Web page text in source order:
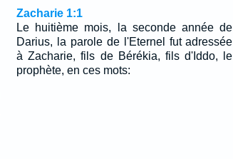
Zacharie 1:1
Le huitième mois, la seconde année de
Darius, la parole de l'Eternel fut adressée
à Zacharie, fils de Bérékia, fils d'Iddo, le
prophète, en ces mots: